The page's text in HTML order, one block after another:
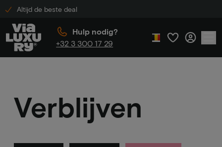
Altijd de beste deal
Hulp nodig?
+32 3 300 17 29
Verblijven